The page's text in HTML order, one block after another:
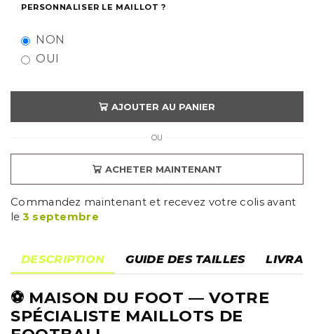
PERSONNALISER LE MAILLOT ?
NON
OUI
AJOUTER AU PANIER
OU
ACHETER MAINTENANT
Commandez maintenant et recevez votre colis avant
le 3 septembre
DESCRIPTION GUIDE DES TAILLES
⚽ MAISON DU FOOT — VOTRE
SPÉCIALISTE MAILLOTS DE